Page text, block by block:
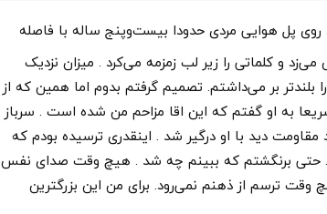
روی پل هوایی مردی حدودا بیست‌وپنج ساله با فاصله
و کلماتی را زیر لب زمزمه می‌کرد . میزان نزدیک
بر می‌داشتم. تصمیم گرفتم بدوم اما همین که از
به او گفتم که این اقا مزاحم من شده است . سرباز
مقاومت دید با او درگیر شد . اینقدری ترسیده بودم که
. حتی برنگشتم که ببینم چه شد . هیچ وقت صدای نفس
ترسم از ذهنم نمی‌رود. برای من این بزرگترین